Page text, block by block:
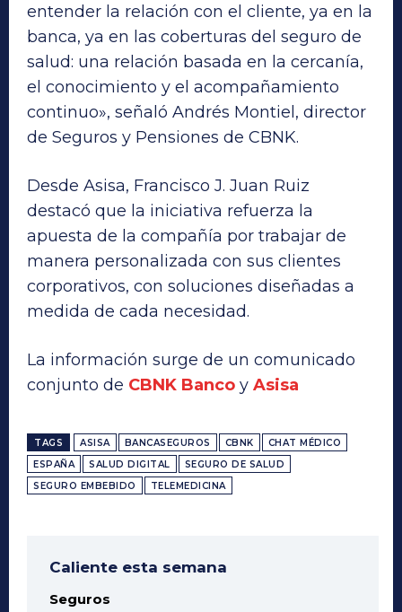
entender la relación con el cliente, ya en la
banca, ya en las coberturas del seguro de
salud: una relación basada en la cercanía,
el conocimiento y el acompañamiento
continuo», señaló Andrés Montiel, director
de Seguros y Pensiones de CBNK.
Desde Asisa, Francisco J. Juan Ruiz
destacó que la iniciativa refuerza la
apuesta de la compañía por trabajar de
manera personalizada con sus clientes
corporativos, con soluciones diseñadas a
medida de cada necesidad.
La información surge de un comunicado
conjunto de CBNK Banco y Asisa
TAGS ASISA BANCASEGUROS CBNK
CHAT MÉDICO
ESPAÑA
SALUD DIGITAL
SEGURO DE SALUD
SEGURO EMBEBIDO
TELEMEDICINA
Caliente esta semana
Seguros